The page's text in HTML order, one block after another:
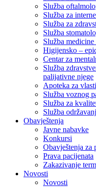
Služba
Služba za
Služba za
Služba
Služba medicine
Higijensko –
Centar za
Služba
palijativne njege
Apoteka za
Služba voznog
Služba za
Služba
Obavještenja
Javne nabavke
Konkursi
Obavještenja za
Prava pacijenata
Zakazivanje
Novosti
Novosti